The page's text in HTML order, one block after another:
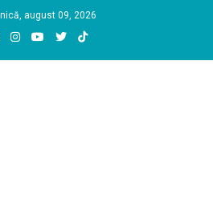
august 09, 2026